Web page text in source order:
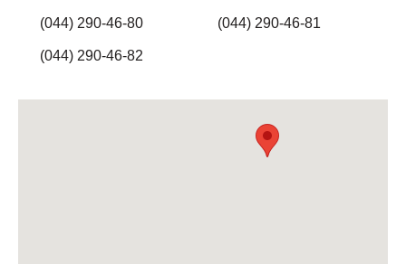
(044) 290-46-80 (044) 290-46-81
(044) 290-46-82